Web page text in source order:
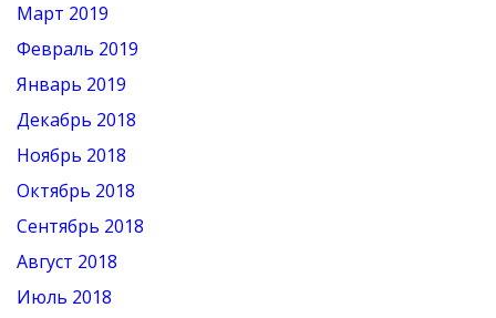
Март 2019
Февраль 2019
Январь 2019
Декабрь 2018
Ноябрь 2018
Октябрь 2018
Сентябрь 2018
Август 2018
Июль 2018